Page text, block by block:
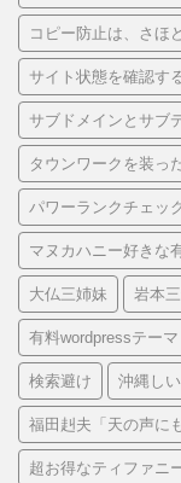
コピー防止は、さほ
サイト状態を確認す
サブドメインとサブ
タウンワークを装っ
パワーランクチェッ
マヌカハニー好きな
大仏三姉妹 岩本
有料wordpressテーマ
検索避け 沖縄し
福田赳夫「天の声に
超お得なティファニ